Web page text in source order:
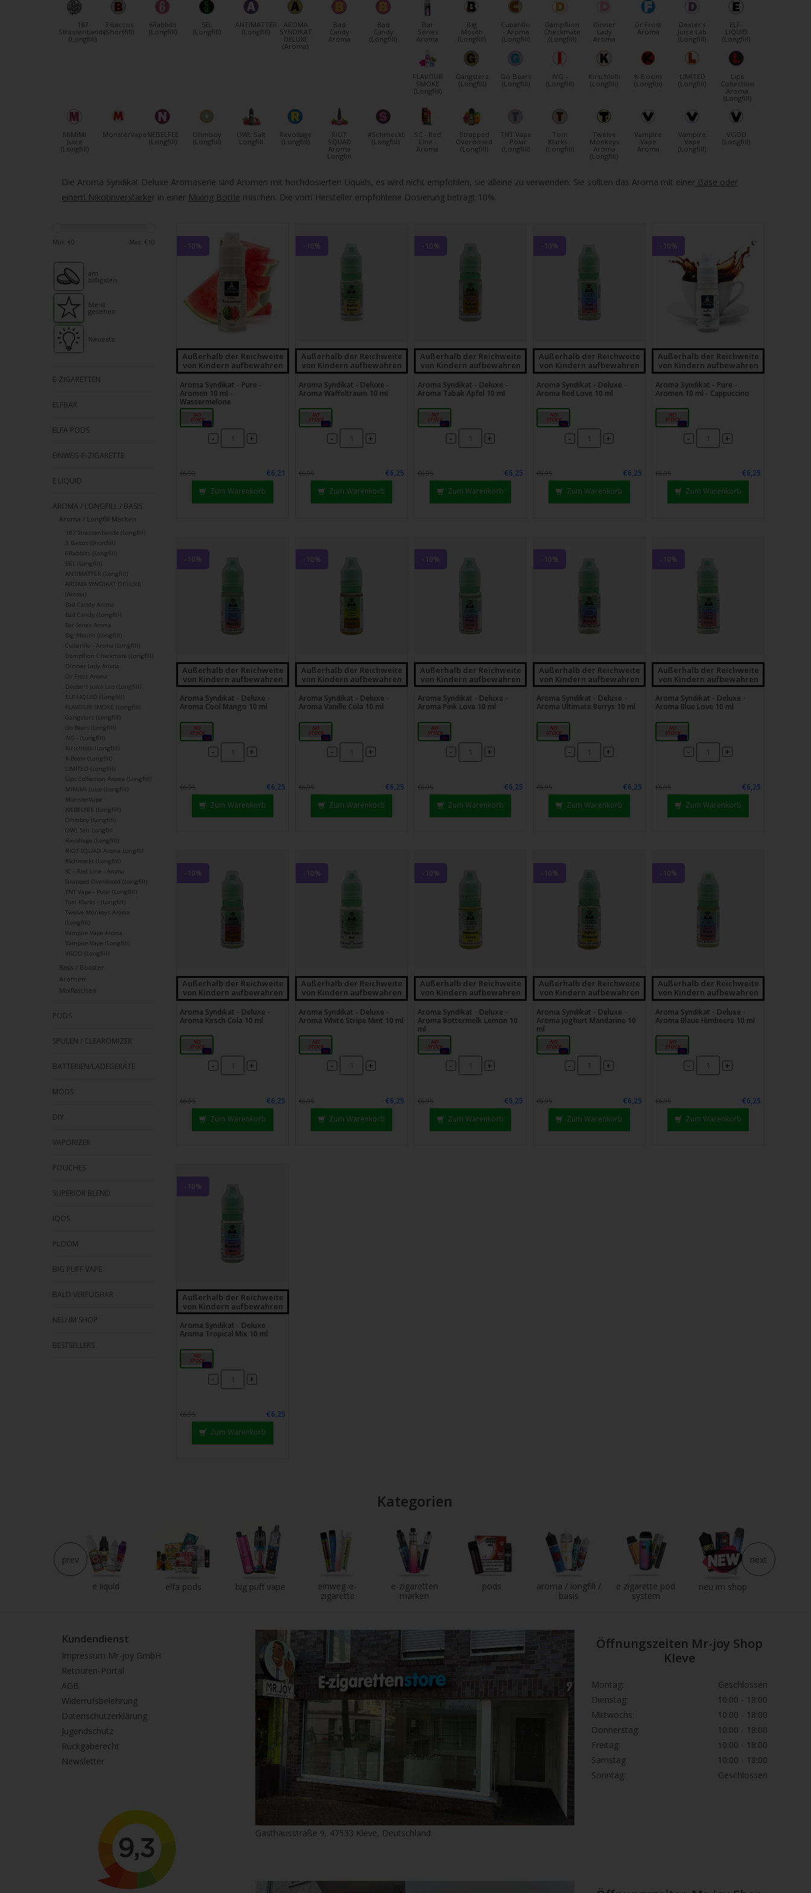
Ergebnis
auszuwählen.
zum
ausgewählten
Suchergebnis
Benutzer
von
verwenden.
187
Strassenbande
(Longfill)
3 Baccos
(Shortfill)
6Rabbits
(Longfill)
5EL
(Longfill)
ANTIMATTER
(Longfill)
AROMA
SYNDIKAT
DELUXE
(Aroma)
Bad
Candy
Aroma
Bad
Candy
(Longfill)
Bar
Series
Aroma
Big
Mouth
(Longfill)
Cubarillo
- Aroma
(Longfill)
Dampflion
Checkmate
(Longfill)
Dinner
Lady
Aroma
Dr Frost
Aroma
Dexter's
Juice Lab
(Longfill)
ELF-
LIQUID
(Longfill)
FLAVOUR
SMOKE
(Longfill)
Gangsterz
(Longfill)
Go Bears
(Longfill)
IVG -
(Longfill)
Kirschlolli
(Longfill)
K-Boom
(Longfill)
LIMITED
(Longfill)
Lips
Collection
Aroma
(Longfill)
MiMiMi
Juice
(Longfill)
MonsterVape NEBELFEE
(Longfill)
Ohmboy
(Longfill)
OWL Salt
Longfill
Revoltage
(Longfill)
RIOT
SQUAD
Aroma
Longfill
#Schmeckt
(Longfill)
SC - Red
Line -
Aroma
Strapped
Overdosed
(Longfill)
TNT Vape
- Polar
(Longfill)
Tom
Klarks -
(Longfill)
Twelve
Monkeys
Aroma
(Longfill)
Vampire
Vape
Aroma
Vampire
Vape
(Longfill)
VGOD
(Longfill)
Die Aroma Syndikat Deluxe Aromaserie sind Aromen mit hochdosierten Liquids, es wird nicht empfohlen, sie alleine zu verwenden. Sie sollten das Aroma mit einer Base oder
einem Nikotinverstärker in einer Mixing Bottle mischen. Die vom Hersteller empfohlene Dosierung beträgt 10%.
Min: €0 Max: € 10
am
billigsten
Meist
gesehen
Neueste
E-ZIGARETTEN
ELFBAR
ELFA PODS
EINWEG-E-ZIGARETTE
E LIQUID
AROMA / LONGFILL / BASIS
Aroma / Longfill Marken
187 Strassenbande (Longfill)
3 Baccos (Shortfill)
6Rabbits (Longfill)
5EL (Longfill)
ANTIMATTER (Longfill)
AROMA SYNDIKAT DELUXE
(Aroma)
Bad Candy Aroma
Bad Candy (Longfill)
Bar Series Aroma
Big Mouth (Longfill)
Cubarillo - Aroma (Longfill)
Dampflion Checkmate (Longfill)
Dinner Lady Aroma
Dr Frost Aroma
Dexter's Juice Lab (Longfill)
ELF-LIQUID (Longfill)
FLAVOUR SMOKE (Longfill)
Gangsterz (Longfill)
Go Bears (Longfill)
IVG - (Longfill)
Kirschlolli (Longfill)
K-Boom (Longfill)
LIMITED (Longfill)
Lips Collection Aroma (Longfill)
MiMiMi Juice (Longfill)
MonsterVape
NEBELFEE (Longfill)
Ohmboy (Longfill)
OWL Salt Longfill
Revoltage (Longfill)
RIOT SQUAD Aroma Longfill
#Schmeckt (Longfill)
SC - Red Line - Aroma
Strapped Overdosed (Longfill)
TNT Vape - Polar (Longfill)
Tom Klarks - (Longfill)
Twelve Monkeys Aroma
(Longfill)
Vampire Vape Aroma
Vampire Vape (Longfill)
VGOD (Longfill)
Basis / Booster
Aromen
Mixflaschen
PODS
SPULEN / CLEAROMIZER
BATTERIEN/LADEGERÄTE
MODS
DIY
VAPORIZER
POUCHES
SUPERIOR BLEND
IQOS
PLOOM
BIG PUFF VAPE
BALD VERFÜGBAR
NEU IM SHOP
BESTSELLERS
-10%
Außerhalb der Reichweite
von Kindern aufbewahren
Aroma Syndikat - Pure -
Aromen 10 ml -
Wassermelone
10ml
0x
- +
€6,90
€6,21
Zum Warenkorb
-10%
Außerhalb der Reichweite
von Kindern aufbewahren
Aroma Syndikat - Deluxe -
Aroma Waffeltraum 10 ml
10ml
0x
- +
€6,95
€6,25
Zum Warenkorb
-10%
Außerhalb der Reichweite
von Kindern aufbewahren
Aroma Syndikat - Deluxe -
Aroma Tabak Apfel 10 ml
10ml
0x
- +
€6,95
€6,25
Zum Warenkorb
-10%
Außerhalb der Reichweite
von Kindern aufbewahren
Aroma Syndikat - Deluxe -
Aroma Red Love 10 ml
10ml
0x
- +
€6,95
€6,25
Zum Warenkorb
-10%
Außerhalb der Reichweite
von Kindern aufbewahren
Aroma Syndikat - Pure -
Aromen 10 ml - Cappuccino
10ml
0x
- +
€6,95
€6,25
Zum Warenkorb
-10%
Außerhalb der Reichweite
von Kindern aufbewahren
Aroma Syndikat - Deluxe -
Aroma Cool Mango 10 ml
10ml
0x
- +
€6,95
€6,25
Zum Warenkorb
-10%
Außerhalb der Reichweite
von Kindern aufbewahren
Aroma Syndikat - Deluxe -
Aroma Vanille Cola 10 ml
10ml
0x
- +
€6,95
€6,25
Zum Warenkorb
-10%
Außerhalb der Reichweite
von Kindern aufbewahren
Aroma Syndikat - Deluxe -
Aroma Pink Love 10 ml
10ml
0x
- +
€6,95
€6,25
Zum Warenkorb
-10%
Außerhalb der Reichweite
von Kindern aufbewahren
Aroma Syndikat - Deluxe -
Aroma Ultimate Berrys 10 ml
10ml
0x
- +
€6,95
€6,25
Zum Warenkorb
-10%
Außerhalb der Reichweite
von Kindern aufbewahren
Aroma Syndikat - Deluxe -
Aroma Blue Love 10 ml
10ml
0x
- +
€6,95
€6,25
Zum Warenkorb
-10%
Außerhalb der Reichweite
von Kindern aufbewahren
Aroma Syndikat - Deluxe -
Aroma Kirsch Cola 10 ml
10ml
0x
- +
€6,95
€6,25
Zum Warenkorb
-10%
Außerhalb der Reichweite
von Kindern aufbewahren
Aroma Syndikat - Deluxe -
Aroma White Stripe Mint 10 ml
10ml
0x
- +
€6,95
€6,25
Zum Warenkorb
-10%
Außerhalb der Reichweite
von Kindern aufbewahren
Aroma Syndikat - Deluxe -
Aroma Bottermelk Lemon 10
ml
10ml
0x
- +
€6,95
€6,25
Zum Warenkorb
-10%
Außerhalb der Reichweite
von Kindern aufbewahren
Aroma Syndikat - Deluxe -
Aroma Joghurt Mandarine 10
ml
10ml
0x
- +
€6,95
€6,25
Zum Warenkorb
-10%
Außerhalb der Reichweite
von Kindern aufbewahren
Aroma Syndikat - Deluxe -
Aroma Blaue Himbeere 10 ml
10ml
0x
- +
€6,95
€6,25
Zum Warenkorb
-10%
Außerhalb der Reichweite
von Kindern aufbewahren
Aroma Syndikat - Deluxe -
Aroma Tropical Mix 10 ml
10ml
0x
- +
€6,95
€6,25
Zum Warenkorb
Kategorien
e liquid elfa pods big puff vape
einweg-e-
zigarette
e-zigaretten
marken
pods
aroma / longfill /
basis
e zigarette pod
system
neu im shop
prev next
Kundendienst
Impressum Mr-joy GmbH
Retouren-Portal
AGB
Widerrufsbelehrung
Datenschutzerklärung
Jugendschutz
Rückgaberecht
Newsletter
Gasthausstraße 9, 47533 Kleve, Deutschland
Öffnungszeiten Mr-joy Shop
Kleve
Montag:
Geschlossen
Dienstag:
10:00 - 18:00
Mittwochs:
10:00 - 18:00
Donnerstag:
10:00 - 18:00
Freitag:
10:00 - 18:00
Samstag:
10:00 - 18:00
Sonntag:
Geschlossen